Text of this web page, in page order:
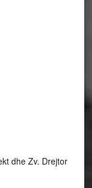
dhe Zv. Drejtor